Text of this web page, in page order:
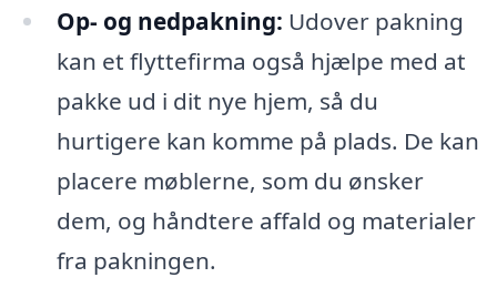
Op- og nedpakning: Udover pakning
kan et flyttefirma også hjælpe med at
pakke ud i dit nye hjem, så du
hurtigere kan komme på plads. De kan
placere møblerne, som du ønsker
dem, og håndtere affald og materialer
fra pakningen.